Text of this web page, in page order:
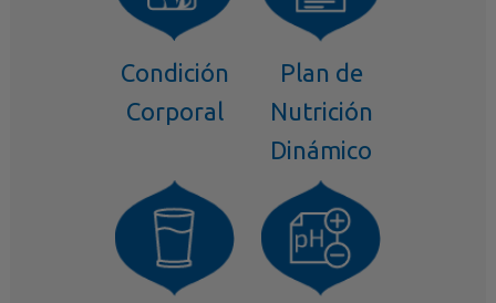
Condición
Corporal
Plan de
Nutrición
Dinámico